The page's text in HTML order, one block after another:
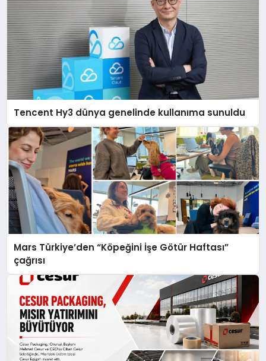
Tencent Hy3 dünya genelinde kullanıma sunuldu
Mars Türkiye’den “Köpeğini İşe Götür Haftası”
çağrısı